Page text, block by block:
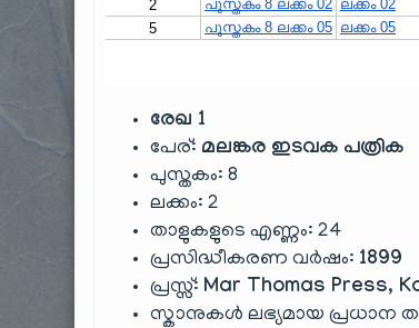
രേഖ 1
പേര്: മലങ്കര ഇടവക പത്രിക
പുസ്തകം: 8
ലക്കം: 2
താളുകളുടെ എണ്ണം: 24
പ്രസിദ്ധീകരണ വർഷം: 1899
പ്രസ്സ്: Mar Thomas Press,
സ്കാനുകൾ ലഭ്യമായ പ്രധാന